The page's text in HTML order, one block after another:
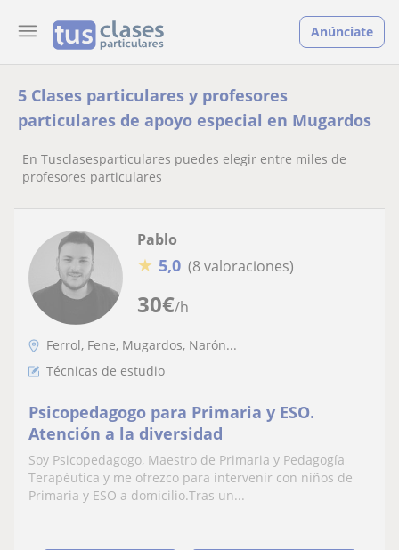
Anúnciate
5 Clases particulares y profesores
particulares de apoyo especial en Mugardos
En Tusclasesparticulares puedes elegir entre miles de
profesores particulares
30€/h
Pablo
★ 5,0 (8 valoraciones)
Ferrol, Fene, Mugardos, Narón...
Técnicas de estudio
Psicopedagogo para Primaria y ESO.
Atención a la diversidad
Soy Psicopedagogo, Maestro de Primaria y Pedagogía
Terapéutica y me ofrezco para intervenir con niños de
Primaria y ESO a domicilio.Tras un...